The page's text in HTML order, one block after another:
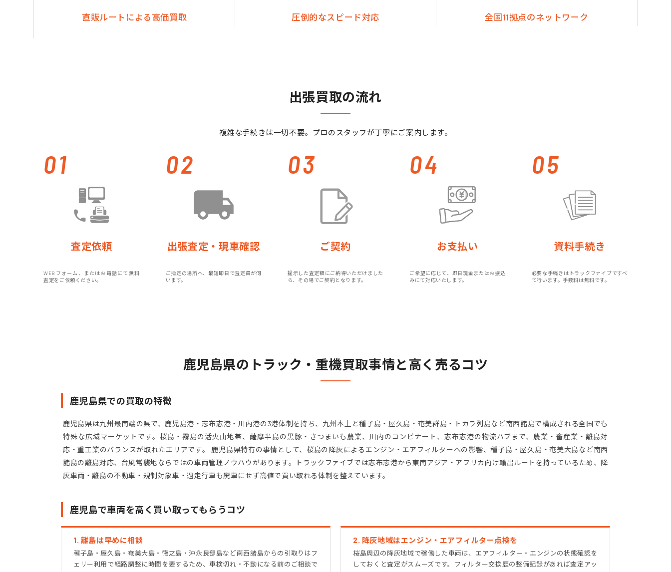
直販ルートによる高価買取 圧倒的なスピード対応 全国11拠点のネットワーク
出張買取の流れ
複雑な手続きは一切不要。プロのスタッフが丁寧にご案内します。
01
査定依頼
WEBフォーム、またはお電話にて無料
査定をご依頼ください。
02
出張査定・現車確認
ご指定の場所へ、最短即日で査定員が伺
います。
03
ご契約
提示した査定額にご納得いただけました
ら、その場でご契約となります。
04
お支払い
ご希望に応じて、即日現金またはお振込
みにて対応いたします。
05
資料手続き
必要な手続きはトラックファイブですべ
て行います。手数料は無料です。
鹿児島県のトラック・重機買取事情と高く売るコツ
鹿児島県での買取の特徴
鹿児島県は九州最南端の県で、鹿児島港・志布志港・川内港の3港体制を持ち、九州本土と種子島・屋久島・奄美群島・トカラ列島など南西諸島で構成される全国でも
特殊な広域マーケットです。桜島・霧島の活火山地帯、薩摩半島の黒豚・さつまいも農業、川内のコンビナート、志布志港の物流ハブまで、農業・畜産業・離島対
応・重工業のバランスが取れたエリアです。 鹿児島県特有の事情として、桜島の降灰によるエンジン・エアフィルターへの影響、種子島・屋久島・奄美大島など南西
諸島の離島対応、台風常襲地ならではの車両管理ノウハウがあります。トラックファイブでは志布志港から東南アジア・アフリカ向け輸出ルートを持っているため、降
灰車両・離島の不動車・規制対象車・過走行車も廃車にせず高値で買い取れる体制を整えています。
鹿児島で車両を高く買い取ってもらうコツ
1. 離島は早めに相談
種子島・屋久島・奄美大島・徳之島・沖永良部島など南西諸島からの引取りはフ
ェリー利用で経路調整に時間を要するため、車検切れ・不動になる前のご相談で
2. 降灰地域はエンジン・エアフィルター点検を
桜島周辺の降灰地域で稼働した車両は、エアフィルター・エンジンの状態確認を
しておくと査定がスムーズです。フィルター交換歴の整備記録があれば査定アッ